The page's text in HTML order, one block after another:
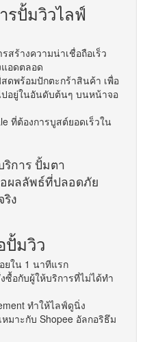
รปั้มวิวไลฟ์
สร้างความน่าเชื่อถือเร็ว
อดตลอด
ดพร้อมปักตะกร้าสินค้า เพื่อ
อยู่ในอันดับต้นๆ บนหน้าจอ
ที่ต้องการบูสต์ยอดเร็วใน
ริการ ปั้มตา
อผลลัพธ์ที่ปลอดภัย
ง
ปั้มวิว
ยใน 1 นาทีแรก
อกับผู้ให้บริการที่ไม่ได้ทำ
ทำให้ไลฟ์ดูนิ่ง
หมาะกับ Shopee อัลกอริธึม